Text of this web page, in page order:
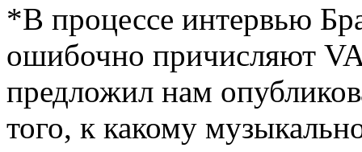
*В процессе интервью
ошибочно причисляют
предложил нам
того, к какому